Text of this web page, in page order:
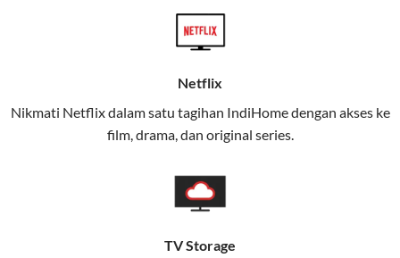
Telkomsel One adalah layanan konvergensi yang
menggabungkan konektivitas internet rumah
(IndiHome/Telkomsel Orbit) dan mobile internet
Layanan ini dirancang untuk memberikan
memungkinkan Anda menikmati internet cepat baik
di rumah maupun saat bepergian.
Dengan Telkomsel One, Anda tidak terikat pada satu
Netflix
Nikmati Netflix dalam satu tagihan IndiHome dengan akses ke
film, drama, dan original series.
TV Storage